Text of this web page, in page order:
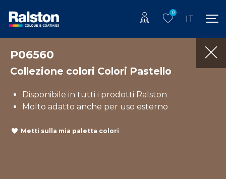
0
IT
P06560
Collezione colori Colori Pastello
Disponibile in tutti i prodotti Ralston
Molto adatto anche per uso esterno
Metti sulla mia paletta colori